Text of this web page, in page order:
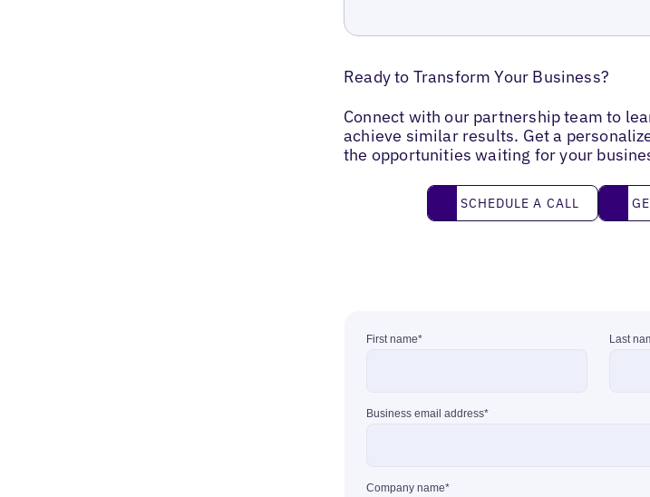
Ready to Transform Your Business?
Connect with our partnership team to
achieve similar results. Get a
the opportunities waiting for your
Schedule a call
SCHEDULE A CALL Get a